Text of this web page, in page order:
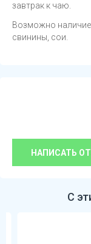
завтрак к чаю.
Возможно наличие
свинины, сои.
НАПИСАТЬ
С